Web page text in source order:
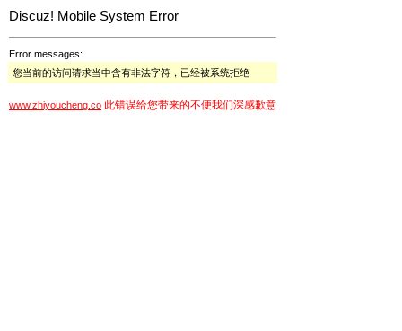
Discuz! Mobile System Error
Error messages:
您当前的访问请求当中含有非法字符，已经被系统拒绝
www.zhiyoucheng.co 此错误给您带来的不便我们深感歉意